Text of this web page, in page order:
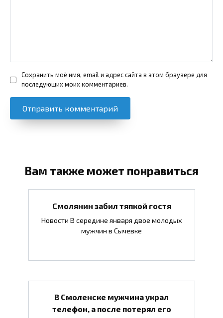
Сохранить моё имя, email и адрес сайта в этом браузере для
последующих моих комментариев.
Вам также может понравиться
Смолянин забил тяпкой гостя
Новости В середине января двое молодых
мужчин в Сычевке
В Смоленске мужчина украл
телефон, а после потерял его